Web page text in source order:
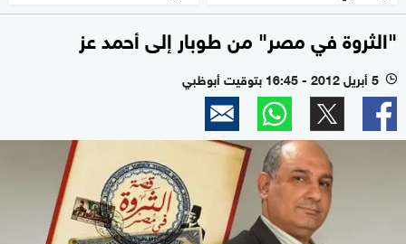
"الثروة في مصر" من طوبار إلى أحمد عز
l 5 أبريل 2012 - 16:45 بتوقيت أبوظبي